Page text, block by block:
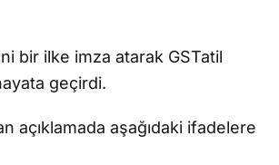
bir ilke imza atarak GSTatil
geçirdi.
açıklamada aşağıdaki ifadelere